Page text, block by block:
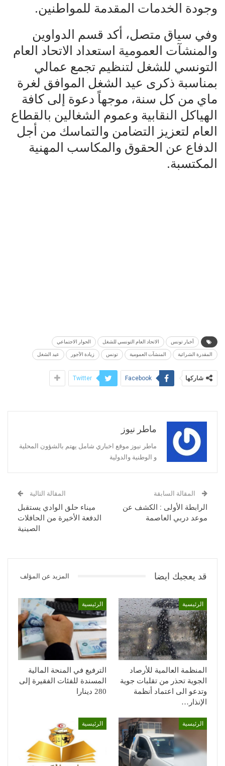
وجودة الخدمات المقدمة للمواطنين.
وفي سياق متصل، أكد قسم الدواوين
والمنشآت العمومية استعداد الاتحاد العام
التونسي للشغل لتنظيم تجمع عمالي
بمناسبة ذكرى عيد الشغل الموافق لغرة
ماي من كل سنة، موجهاً دعوة إلى كافة
الهياكل النقابية وعموم الشغالين بالقطاع
العام لتعزيز التضامن والتماسك من أجل
الدفاع عن الحقوق والمكاسب المهنية
المكتسبة.
أخبار تونس الاتحاد العام التونسي للشغل الحوار الاجتماعي
المقدرة الشرائية المنشآت العمومية تونس زيادة الأجور عيد الشغل
شاركها Facebook
Twitter
ماطر نيوز
ماطر نيوز موقع اخباري شامل يهتم بالشؤون المحلية
و الوطنية والدولية
المقالة السابقة
الرابطة الأولى : الكشف عن
موعد دربي العاصمة
المقالة التالية
ميناء حلق الوادي يستقبل
الدفعة الأخيرة من الحافلات
الصينية
قد يعجبك ايضا المزيد عن المؤلف
الرئيسية
المنظمة العالمية للأرصاد
الجوية تحذر من تقلبات جوية
وتدعو الى اعتماد أنظمة
الإنذار…
الرئيسية
الترفيع في المنحة المالية
المسندة للفئات الفقيرة إلى
280 دينارا
الرئيسية الرئيسية